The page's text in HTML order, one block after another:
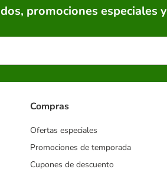
promociones especiales y
Compras
Ofertas especiales
Promociones de temporada
Cupones de descuento